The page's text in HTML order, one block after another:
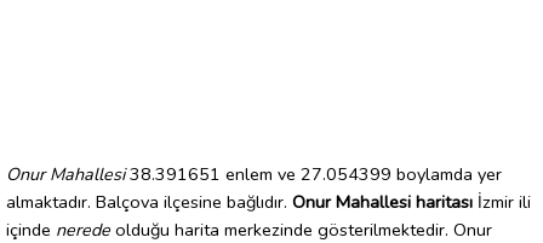
Onur Mahallesi38.391651 enlem ve 27.054399 boylamda yer
almaktadır. Balçova ilçesine bağlıdır. Onur Mahallesi haritası İzmir ili
içinde nerede olduğu harita merkezinde gösterilmektedir. Onur